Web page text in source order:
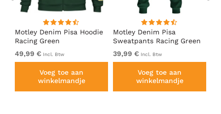
Motley Denim Pisa Hoodie
Racing Green
49,99 € Incl. Btw
Voeg toe aan
winkelmandje
Motley Denim Pisa
Sweatpants Racing Green
39,99 € Incl. Btw
Voeg toe aan
winkelmandje